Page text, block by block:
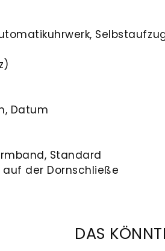
Datum
Standard
auf der Dornschließe
DAS